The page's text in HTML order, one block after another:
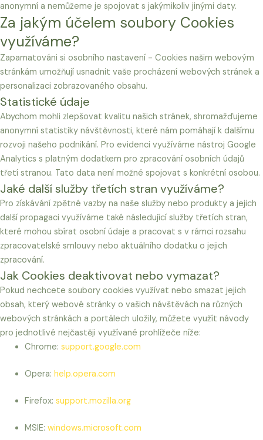
anonymní a nemůžeme je spojovat s jakýmikoliv jinými daty.
Za jakým účelem soubory Cookies
využíváme?
Zapamatováni si osobního nastavení - Cookies našim webovým
stránkám umožňují usnadnit vaše procházení webových stránek a
personalizaci zobrazovaného obsahu.
Statistické údaje
Abychom mohli zlepšovat kvalitu našich stránek, shromažďujeme
anonymní statistiky návštěvnosti, které nám pomáhají k dalšímu
rozvoji našeho podnikání. Pro evidenci využíváme nástroj Google
Analytics s platným dodatkem pro zpracování osobních údajů
třetí stranou. Tato data není možné spojovat s konkrétní osobou.
Jaké další služby třetích stran využíváme?
Pro získávání zpětné vazby na naše služby nebo produkty a jejich
další propagaci využíváme také následující služby třetích stran,
které mohou sbírat osobní údaje a pracovat s v rámci rozsahu
zpracovatelské smlouvy nebo aktuálního dodatku o jejich
zpracování.
Jak Cookies deaktivovat nebo vymazat?
Pokud nechcete soubory cookies využívat nebo smazat jejich
obsah, který webové stránky o vašich návštěvách na různých
webových stránkách a portálech uložily, můžete využít návody
pro jednotlivé nejčastěji využívané prohlížeče níže:
Chrome: support.google.com
Opera: help.opera.com
Firefox: support.mozilla.org
MSIE: windows.microsoft.com